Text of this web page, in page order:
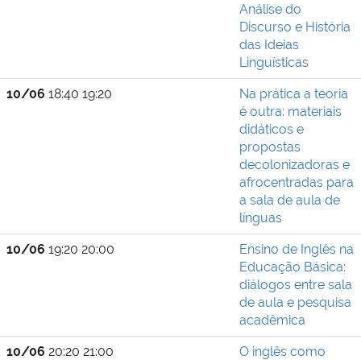
Análise do
Discurso e História
das Ideias
Linguísticas
10/06 18:40 19:20
Na prática a teoria
é outra: materiais
didáticos e
propostas
decolonizadoras e
afrocentradas para
a sala de aula de
línguas
10/06 19:20 20:00
Ensino de Inglês na
Educação Básica:
diálogos entre sala
de aula e pesquisa
acadêmica
10/06 20:20 21:00
O inglês como